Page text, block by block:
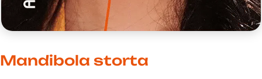
Mandibola storta